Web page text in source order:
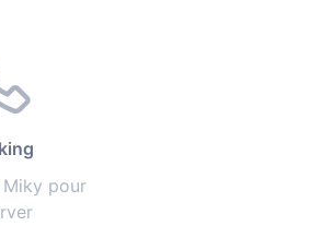
pour